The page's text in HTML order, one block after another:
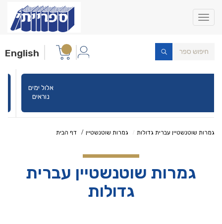
Toggle
navigation
English
אלול ימים
נוראים
דף הבית גמרות שוטנשטיין גמרות שוטנשטיין עברית גדולות
גמרות שוטנשטיין עברית
גדולות